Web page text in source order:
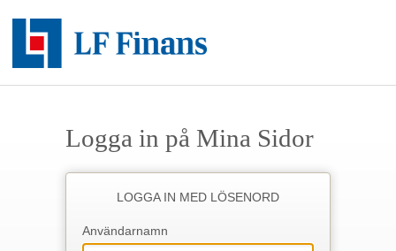
Logga in på Mina Sidor
LOGGA IN MED LÖSENORD
Användarnamn